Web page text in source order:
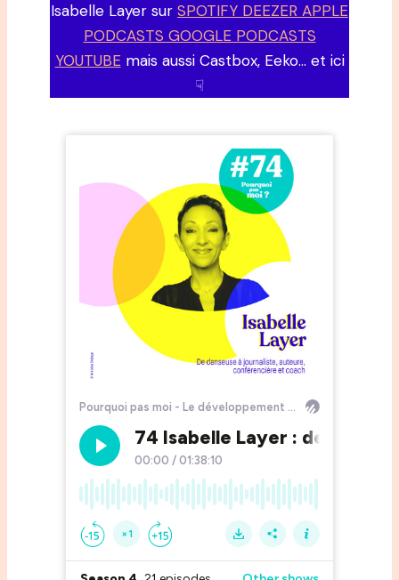
Isabelle Layer sur SPOTIFY DEEZER APPLE
PODCASTS GOOGLE PODCASTS
YOUTUBE mais aussi Castbox, Eeko… et ici
☟